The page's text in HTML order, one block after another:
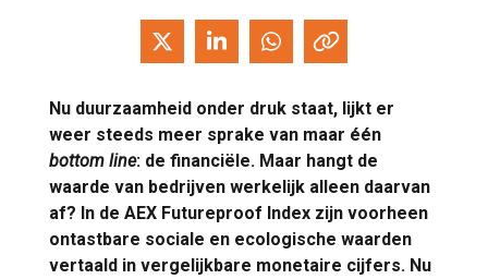
Nu duurzaamheid onder druk staat, lijkt er
weer steeds meer sprake van maar één
bottom line: de financiële. Maar hangt de
waarde van bedrijven werkelijk alleen daarvan
af? In de AEX Futureproof Index zijn voorheen
ontastbare sociale en ecologische waarden
vertaald in vergelijkbare monetaire cijfers. Nu